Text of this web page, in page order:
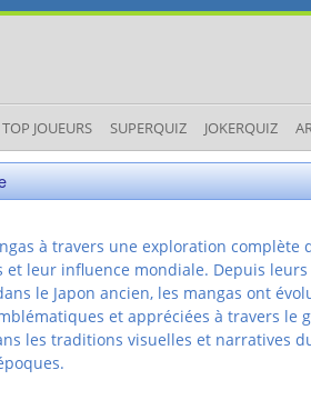
TOP JOUEURS SUPERQUIZ JOKERQUIZ
à travers une exploration complète
leur influence mondiale. Depuis leurs
le Japon ancien, les mangas ont
et appréciées à travers le
les traditions visuelles et narratives